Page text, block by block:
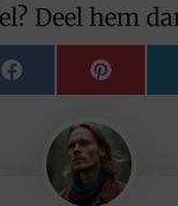
Deel hem
Facebook